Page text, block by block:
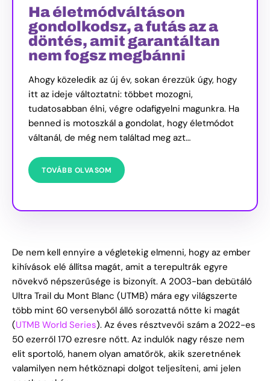
Ha életmódváltáson
gondolkodsz, a futás az a
döntés, amit garantáltan
nem fogsz megbánni
Ahogy közeledik az új év, sokan érezzük úgy, hogy
itt az ideje változtatni: többet mozogni,
tudatosabban élni, végre odafigyelni magunkra. Ha
benned is motoszkál a gondolat, hogy életmódot
váltanál, de még nem találtad meg azt…
TOVÁBB OLVASOM
De nem kell ennyire a végletekig elmenni, hogy az ember
kihívások elé állítsa magát, amit a terepultrák egyre
növekvő népszerűsége is bizonyít. A 2003-ban debütáló
Ultra Trail du Mont Blanc (UTMB) mára egy világszerte
több mint 60 versenyből álló sorozattá nőtte ki magát
(UTMB World Series). Az éves résztvevői szám a 2022-es
50 ezerről 170 ezresre nőtt. Az indulók nagy része nem
elit sportoló, hanem olyan amatőrök, akik szeretnének
valamilyen nem hétköznapi dolgot teljesíteni, ami jelen